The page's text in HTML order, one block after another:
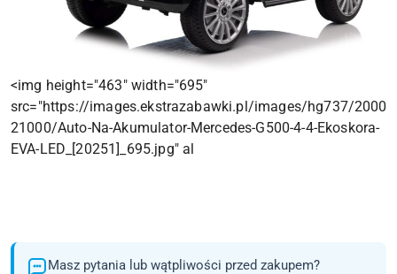
<img height="463" width="695"
src="https://images.ekstrazabawki.pl/images/hg737/
21000/Auto-Na-Akumulator-Mercedes-G500-4-4-Ekoskora-
EVA-LED_[20251]_695.jpg" al
Masz pytania lub wątpliwości przed zakupem?